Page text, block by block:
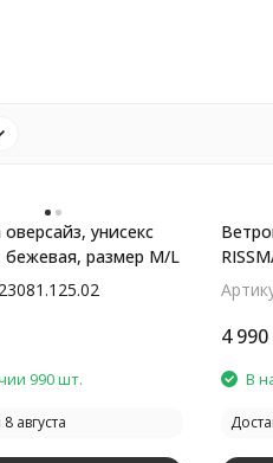
унисекс
бежевая, размер M/L
23081.125.02
990 шт.
августа
XL/XXL
4 990
В